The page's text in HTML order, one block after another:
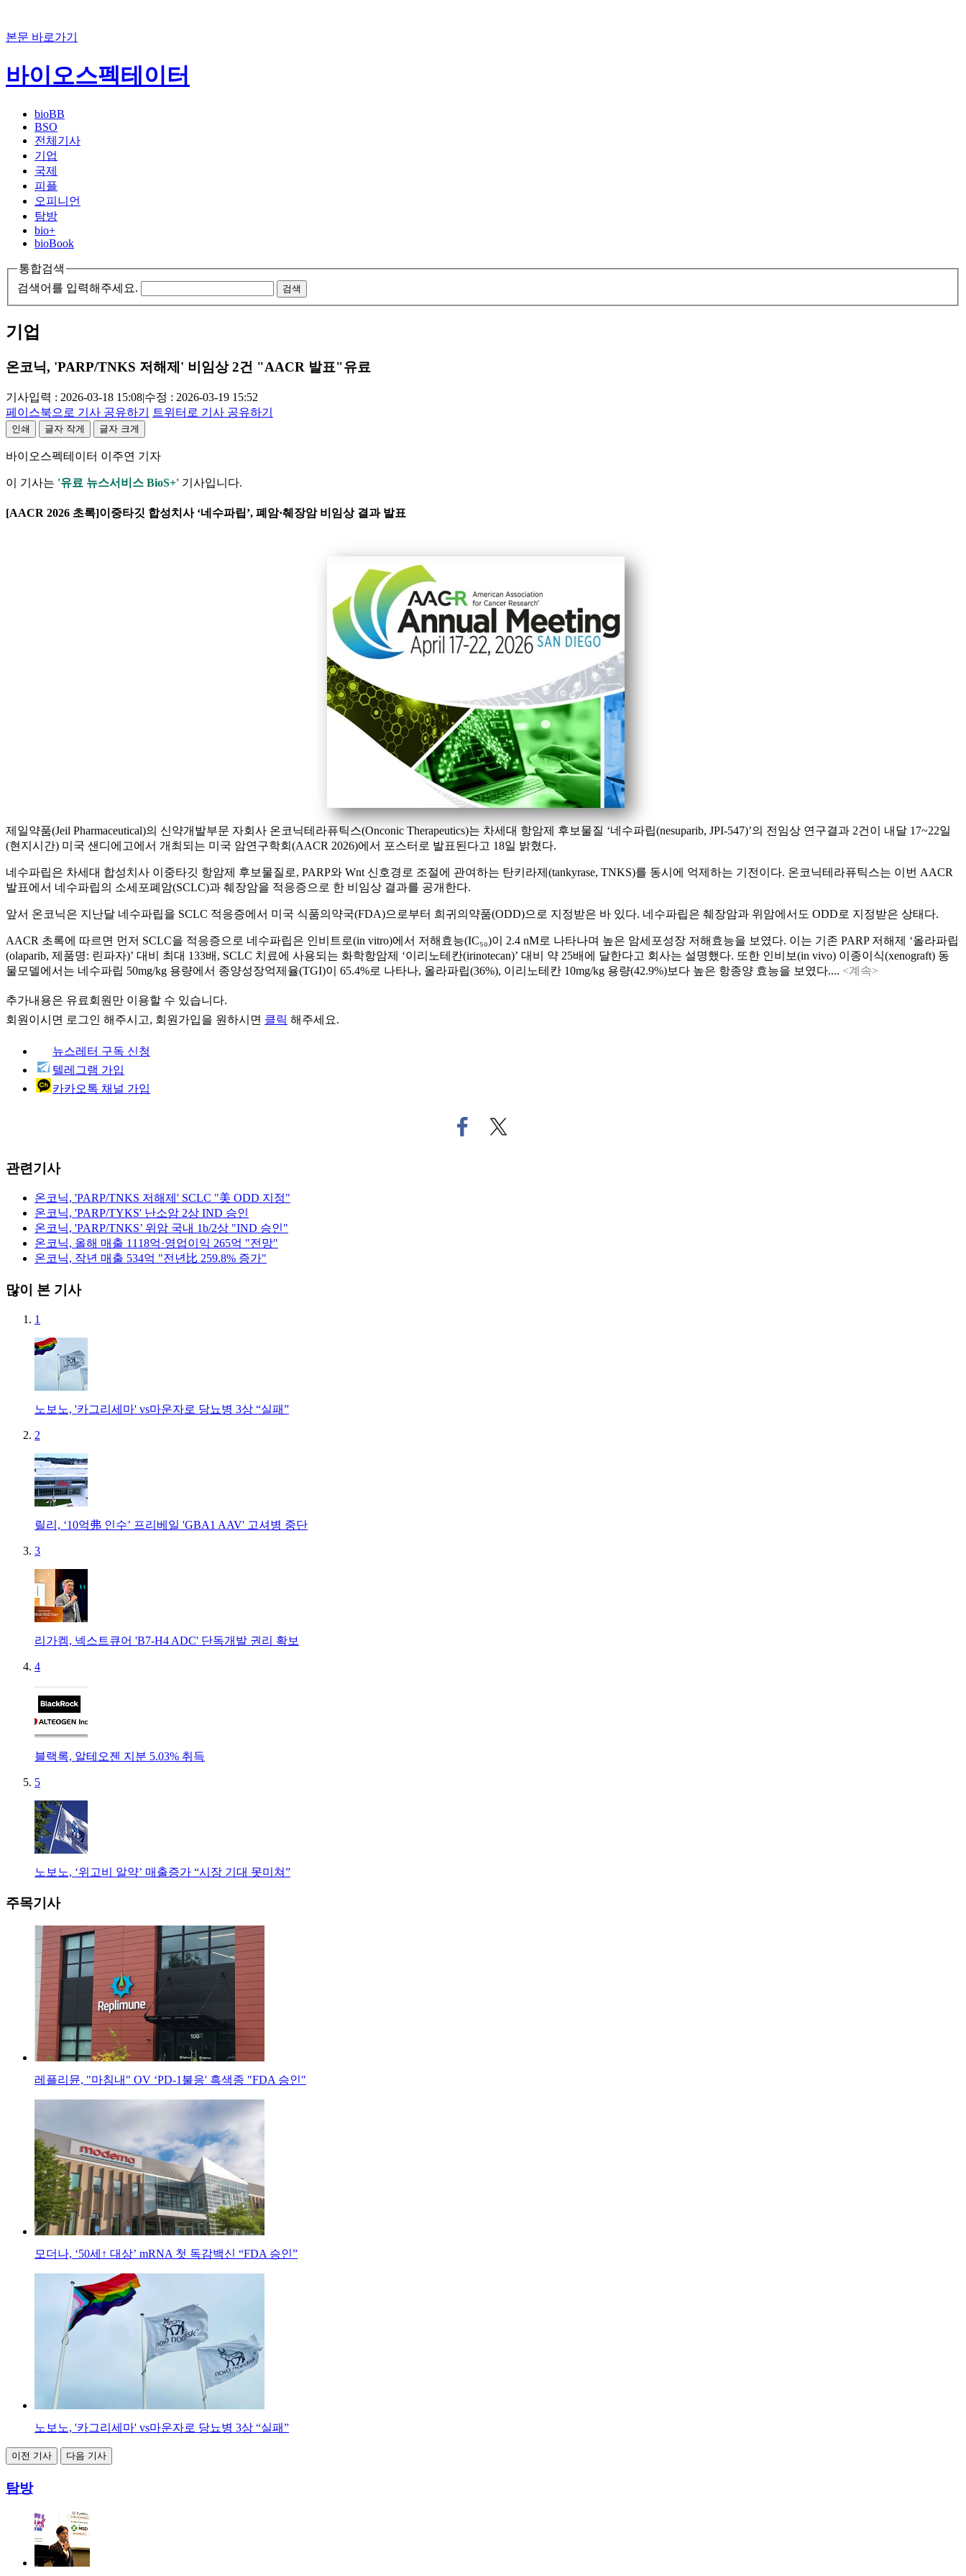
본문 바로가기
바이오스펙테이터
bioBB
BSO
전체기사
기업
국제
피플
오피니언
탐방
bio+
bioBook
통합검색
검색어를 입력해주세요.
검색
기업
온코닉, 'PARP/TNKS 저해제' 비임상 2건 "AACR 발표"유료
기사입력 : 2026-03-18 15:08|수정 : 2026-03-19 15:52
페이스북으로 기사 공유하기
트위터로 기사 공유하기
인쇄 글자 작게 글자 크게
바이오스펙테이터 이주연 기자
이 기사는 '유료 뉴스서비스 BioS+' 기사입니다.
[AACR 2026 초록]이중타깃 합성치사 ‘네수파립’, 폐암·췌장암 비임상 결과 발표
제일약품(Jeil Pharmaceutical)의 신약개발부문 자회사 온코닉테라퓨틱스(Onconic Therapeutics)는 차세대 항암제 후보물질 ‘네수파립(nesuparib, JPI-547)’의 전임상 연구결과 2건이 내달 17~22일
(현지시간) 미국 샌디에고에서 개최되는 미국 암연구학회(AACR 2026)에서 포스터로 발표된다고 18일 밝혔다.
네수파립은 차세대 합성치사 이중타깃 항암제 후보물질로, PARP와 Wnt 신호경로 조절에 관여하는 탄키라제(tankyrase, TNKS)를 동시에 억제하는 기전이다. 온코닉테라퓨틱스는 이번 AACR
발표에서 네수파립의 소세포폐암(SCLC)과 췌장암을 적응증으로 한 비임상 결과를 공개한다.
앞서 온코닉은 지난달 네수파립을 SCLC 적응증에서 미국 식품의약국(FDA)으로부터 희귀의약품(ODD)으로 지정받은 바 있다. 네수파립은 췌장암과 위암에서도 ODD로 지정받은 상태다.
AACR 초록에 따르면 먼저 SCLC을 적응증으로 네수파립은 인비트로(in vitro)에서 저해효능(IC₅₀)이 2.4 nM로 나타나며 높은 암세포성장 저해효능을 보였다. 이는 기존 PARP 저해제 ‘올라파립
(olaparib, 제품명: 린파자)’ 대비 최대 133배, SCLC 치료에 사용되는 화학항암제 ‘이리노테칸(irinotecan)’ 대비 약 25배에 달한다고 회사는 설명했다. 또한 인비보(in vivo) 이종이식(xenograft) 동
물모델에서는 네수파립 50mg/kg 용량에서 종양성장억제율(TGI)이 65.4%로 나타나, 올라파립(36%), 이리노테칸 10mg/kg 용량(42.9%)보다 높은 항종양 효능을 보였다.... <계속>
추가내용은 유료회원만 이용할 수 있습니다.
회원이시면 로그인 해주시고, 회원가입을 원하시면 클릭 해주세요.
뉴스레터 구독 신청
텔레그램 가입
카카오톡 채널 가입
페
이
트
위
관련기사
온코닉, 'PARP/TNKS 저해제' SCLC "美 ODD 지정"
온코닉, 'PARP/TYKS' 난소암 2상 IND 승인
온코닉, 'PARP/TNKS’ 위암 국내 1b/2상 "IND 승인"
온코닉, 올해 매출 1118억·영업이익 265억 "전망"
온코닉, 작년 매출 534억 "전년比 259.8% 증가"
많이 본 기사
1
노보노, '카그리세마' vs마운자로 당뇨병 3상 “실패”
2
릴리, ‘10억弗 인수’ 프리베일 'GBA1 AAV' 고셔병 중단
3
리가켐, 넥스트큐어 'B7-H4 ADC' 단독개발 권리 확보
4
블랙록, 알테오젠 지분 5.03% 취득
5
노보노, ‘위고비 알약’ 매출증가 “시장 기대 못미쳐”
주목기사
레플리뮨, "마침내" OV ‘PD-1불응' 흑색종 "FDA 승인"
모더나, ‘50세↑ 대상’ mRNA 첫 독감백신 “FDA 승인”
노보노, '카그리세마' vs마운자로 당뇨병 3상 “실패”
이전 기사 다음 기사
탐방